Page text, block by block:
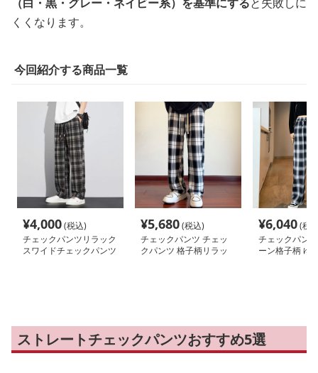
くくなります。
今回紹介する商品一覧
¥4,000(税込)
チェックパンツリラック
スワイドチェックパンツ
¥5,680(税込)
チェックパンツ チェッ
クパンツ 格子柄リラッ
¥6,040(税
チェックパン
ーン格子柄 ゆ
ストレートチェックパンツおすすめ5選